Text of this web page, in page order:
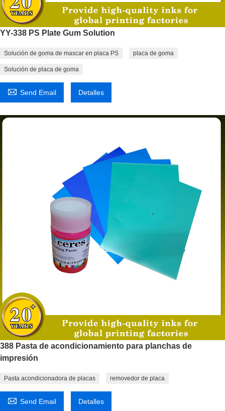
YY-338 PS Plate Gum Solution
Solución de goma de mascar en placa PS placa de goma
Solución de placa de goma
 Send Email Detalles
388 Pasta de acondicionamiento para planchas de
impresión
Pasta acondicionadora de placas removedor de placa
 Send Email Detalles